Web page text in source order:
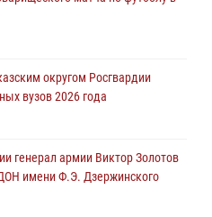
получают из дома
объектов образования с
округом Росгвардии
вузов 2026 года
генерал армии Виктор Золотов
имени Ф.Э. Дзержинского